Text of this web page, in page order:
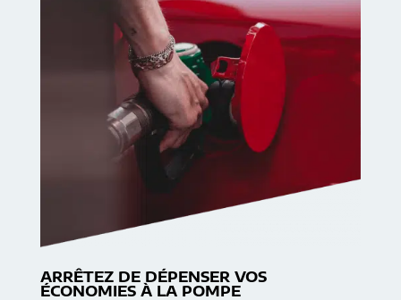
ARRÊTEZ DE DÉPENSER VOS
ÉCONOMIES À LA POMPE